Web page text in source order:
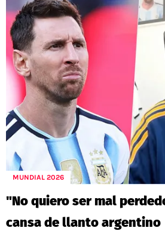
MUNDIAL 2026
"No quiero ser mal
cansa de llanto argentino